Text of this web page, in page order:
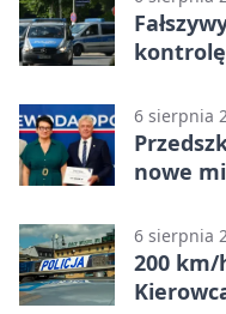
6 sierpnia
nowe
6 sierpnia
200 km/